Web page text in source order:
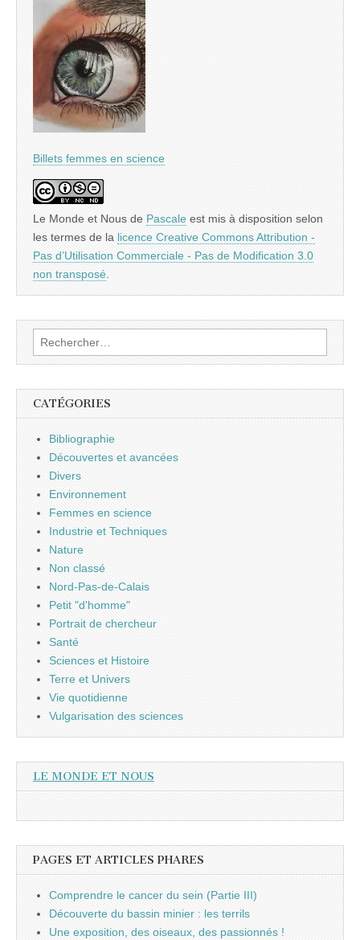
Billets femmes en science
Le Monde et Nous de Pascale est mis à disposition selon
les termes de la licence Creative Commons Attribution -
Pas d’Utilisation Commerciale - Pas de Modification 3.0
non transposé
Rechercher :
CATÉGORIES
Bibliographie
Découvertes et avancées
Divers
Environnement
Femmes en science
Industrie et Techniques
Nature
Non classé
Nord-Pas-de-Calais
Petit "d'homme"
Portrait de chercheur
Santé
Sciences et Histoire
Terre et Univers
Vie quotidienne
Vulgarisation des sciences
LE MONDE ET NOUS
PAGES ET ARTICLES PHARES
Comprendre le cancer du sein (Partie III)
Découverte du bassin minier : les terrils
Une exposition, des oiseaux, des passionnés !